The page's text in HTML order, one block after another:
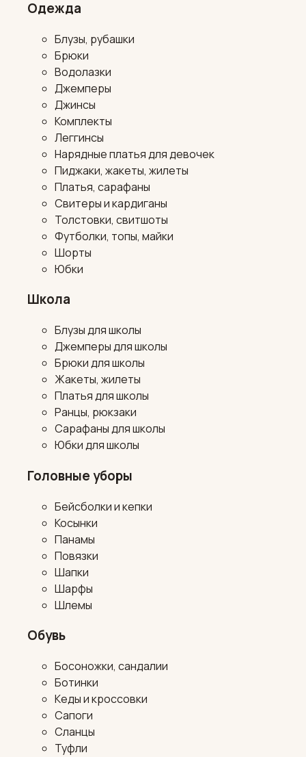
Одежда
Блузы, рубашки
Брюки
Водолазки
Джемперы
Джинсы
Комплекты
Леггинсы
Нарядные платья для девочек
Пиджаки, жакеты, жилеты
Платья, сарафаны
Свитеры и кардиганы
Толстовки, свитшоты
Футболки, топы, майки
Шорты
Юбки
Школа
Блузы для школы
Джемперы для школы
Брюки для школы
Жакеты, жилеты
Платья для школы
Ранцы, рюкзаки
Сарафаны для школы
Юбки для школы
Головные уборы
Бейсболки и кепки
Косынки
Панамы
Повязки
Шапки
Шарфы
Шлемы
Обувь
Босоножки, сандалии
Ботинки
Кеды и кроссовки
Сапоги
Сланцы
Туфли